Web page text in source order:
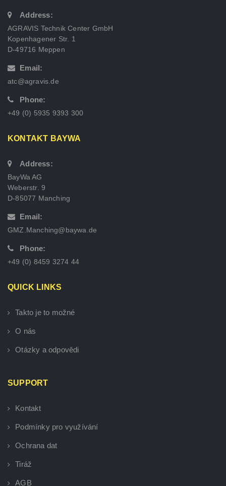
Address:
AGRAVIS Technik Center GmbH
Kopenhagener Str. 1
D-49716 Meppen
Email:
atc@agravis.de
Phone:
+49 (0) 5935 9393 300
KONTAKT BAYWA
Address:
BayWa AG
Weberstr. 9
D-85077 Manching
Email:
GMZ.Manching@baywa.de
Phone:
+49 (0) 8459 3274 44
QUICK LINKS
Takto je to možné
O nás
Otázky a odpovědi
SUPPORT
Kontakt
Podmínky pro využívání
Ochrana dat
Tiráž
AGB